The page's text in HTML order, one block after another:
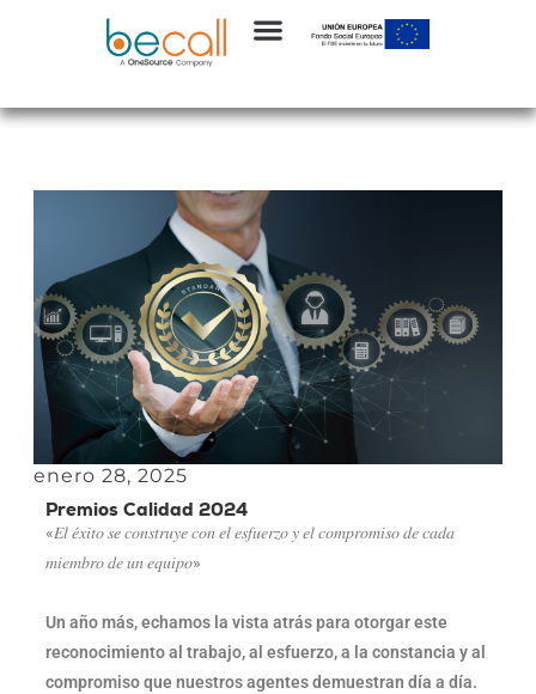
enero 28, 2025
Premios Calidad 2024
«𝐸𝑙 𝑒́𝑥𝑖𝑡𝑜 𝑠𝑒 𝑐𝑜𝑛𝑠𝑡𝑟𝑢𝑦𝑒 𝑐𝑜𝑛 𝑒𝑙 𝑒𝑠𝑓𝑢𝑒𝑟𝑧𝑜 𝑦 𝑒𝑙 𝑐𝑜𝑚𝑝𝑟𝑜𝑚𝑖𝑠𝑜 𝑑𝑒 𝑐𝑎𝑑𝑎
𝑚𝑖𝑒𝑚𝑏𝑟𝑜 𝑑𝑒 𝑢𝑛 𝑒𝑞𝑢𝑖𝑝𝑜»
Un año más, echamos la vista atrás para otorgar este
reconocimiento al trabajo, al esfuerzo, a la constancia y al
compromiso que nuestros agentes demuestran día a día.